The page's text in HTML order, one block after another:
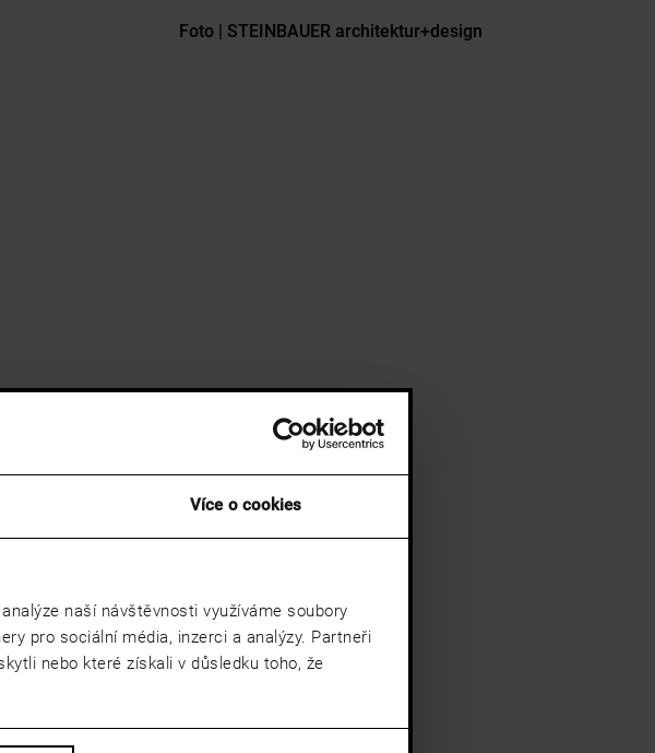
Více o cookies
naší návštěvnosti využíváme soubory
pro sociální média, inzerci a analýzy. Partneři
nebo které získali v důsledku toho, že
Foto | STEINBAUER architektur+design